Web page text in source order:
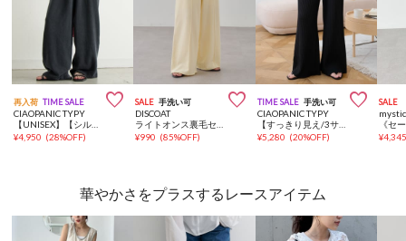
再入荷 TIME SALE 
CIAOPANIC TYPY
【UNISEX】【シルエット調整可】ピグメント加工ワッフルイージーパンツ/WEB限定カラーあり
¥4,950 (28%OFF)
SALE 手洗い可 
DISCOAT
ライトオンス裏毛センタープレスワイドパンツ
¥990 (85%OFF)
TIME SALE 手洗い可 
CIAOPANIC TYPY
【すっきり見え/3サイズ展開】カットプリーツフレアイージーパンツ
¥5,280 (20%OFF)
SALE
mystic
¥
華やかさをプラスするレースアイテム